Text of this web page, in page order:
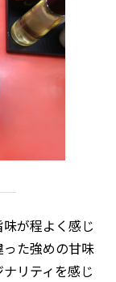
が程よく感じ
た強めの甘味
リティを感じ